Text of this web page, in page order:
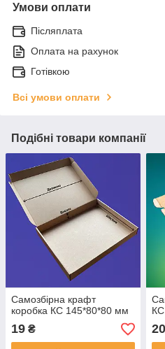
Умови оплати
Післяплата
Оплата на рахунок
Готівкою
Всі умови оплати
Подібні товари компанії
Самозбірна крафт
коробка КС 145*80*80 мм
19 ₴